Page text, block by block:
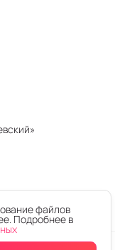
файлов
Подробнее в